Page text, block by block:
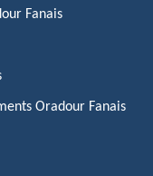
Fanais
Oradour Fanais